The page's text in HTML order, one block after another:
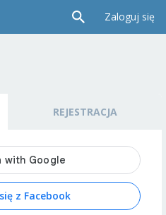
Zaloguj się
REJESTRACJA
z Facebook